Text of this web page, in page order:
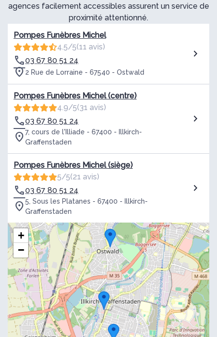
agences facilement accessibles assurent un service de
proximité attentionné.
Pompes Funèbres Michel
4.5/5(11 avis)
03 67 80 51 24
2 Rue de Lorraine - 67540 - Ostwald
Pompes Funèbres Michel (centre)
4.9/5(31 avis)
03 67 80 51 24
7, cours de l'Illiade - 67400 - Illkirch-
Graffenstaden
Pompes Funèbres Michel (siège)
5/5(21 avis)
03 67 80 51 24
5, Sous les Platanes - 67400 - Illkirch-
Graffenstaden
+
−